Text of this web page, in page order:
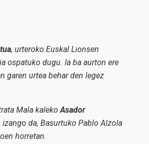
, urteroko Euskal Lionsen
ospatuko dugu. Ia ba aurton ere
garen urtea behar den legez
Mala kalekoAsador
izango da, Basurtuko Pablo Alzola
horretan.